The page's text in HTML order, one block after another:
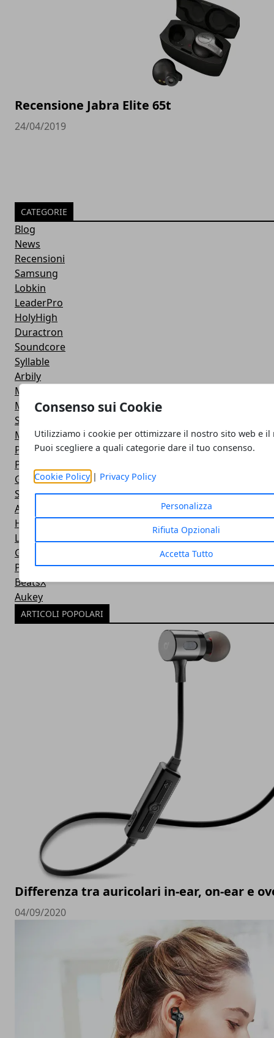
Consenso sui Cookie
Utilizziamo i cookie per ottimizzare il nostro sito web e il
Puoi scegliere a quali categorie dare il tuo consenso.
Cookie Policy| Privacy Policy
Personalizza
Rifiuta Opzionali
Accetta Tutto
Recensione Jabra Elite 65t
24/04/2019
CATEGORIE
Blog
News
Recensioni
Samsung
Lobkin
LeaderPro
HolyHigh
Duractron
Soundcore
Syllable
Arbily
Mpow
Muzili
Sony
Marche
Proxelle
Parasom
Gevo
Savfy
Aursen
Hoco
LG
GrandBeing
Powerbeats
BeatsX
Aukey
ARTICOLI POPOLARI
Differenza tra auricolari in-ear, on-ear e
04/09/2020